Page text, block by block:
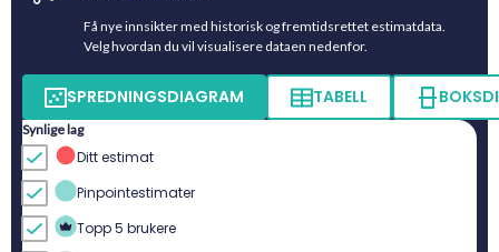
Få nye innsikter med historisk og fremtidsrettet estimatdata.
Velg hvordan du vil visualisere dataen nedenfor.
SPREDNINGSDIAGRAM TABELL
Synlige lag
Ditt estimat
Pinpointestimater
Topp 5 brukere